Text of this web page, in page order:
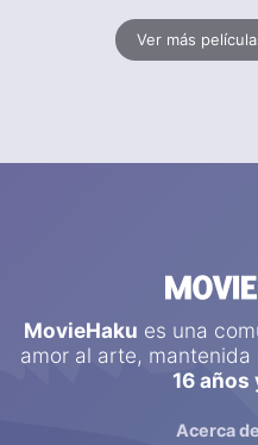
Ver más
MovieHaku es una
amor al arte, mantenida
16 años
Acerca